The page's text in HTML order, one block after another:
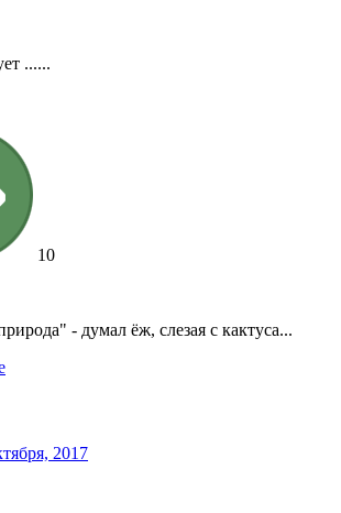
......
10
- думал ёж, слезая с кактуса...
2017